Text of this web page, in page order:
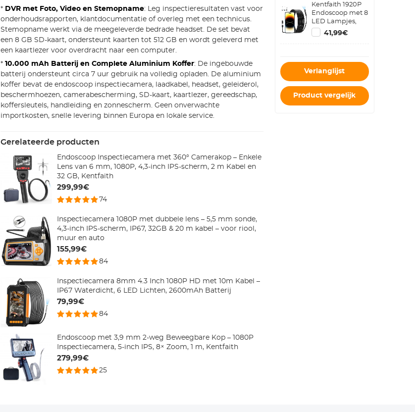
* DVR met Foto, Video en Stemopname: Leg inspectieresultaten vast voor
onderhoudsrapporten, klantdocumentatie of overleg met een technicus.
Stemopname werkt via de meegeleverde bedrade headset. De set bevat
een 8 GB SD-kaart, ondersteunt kaarten tot 512 GB en wordt geleverd met
een kaartlezer voor overdracht naar een computer.
* 10.000 mAh Batterij en Complete Aluminium Koffer: De ingebouwde
batterij ondersteunt circa 7 uur gebruik na volledig opladen. De aluminium
koffer bevat de endoscoop inspectiecamera, laadkabel, headset, geleiderol,
beschermhoezen, camerabescherming, SD-kaart, kaartlezer, gereedschap,
koffersleutels, handleiding en zonnescherm. Geen onverwachte
importkosten, snelle levering binnen Europa en lokale service.
Gerelateerde producten
Endoscoop Inspectiecamera met 360° Camerakop – Enkele
Lens van 6 mm, 1080P, 4,3-inch IPS-scherm, 2 m Kabel en
32 GB, Kentfaith
299,99€
74
Inspectiecamera 1080P met dubbele lens – 5,5 mm sonde,
4,3-inch IPS-scherm, IP67, 32GB & 20 m kabel – voor riool,
muur en auto
155,99€
84
Inspectiecamera 8mm 4.3 Inch 1080P HD met 10m Kabel –
IP67 Waterdicht, 6 LED Lichten, 2600mAh Batterij
79,99€
84
Endoscoop met 3,9 mm 2-weg Beweegbare Kop – 1080P
Inspectiecamera, 5-inch IPS, 8× Zoom, 1 m, Kentfaith
279,99€
25
Lenzenset
Schoonmaakdoekje
Alcohol
Wattenschijfje
Kentfaith 1920P
Endoscoop met 8
LED Lampjes,
IP67 Waterdicht,
32,8 FT/10M Semi
voor IPhone en
Android
41,99€
Verlanglijst
Product vergelijk